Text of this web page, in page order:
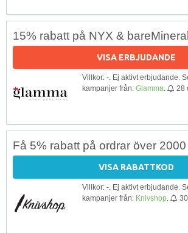
15% rabatt på NYX &
VISA ERBJUDANDE
Villkor: -. Ej aktivt erbjudande.
kampanjer från: Glamma 28
Få 5% rabatt på ordrar över
VISA RABATTKOD
Villkor: -. Ej aktivt erbjudande.
kampanjer från: Knivshop